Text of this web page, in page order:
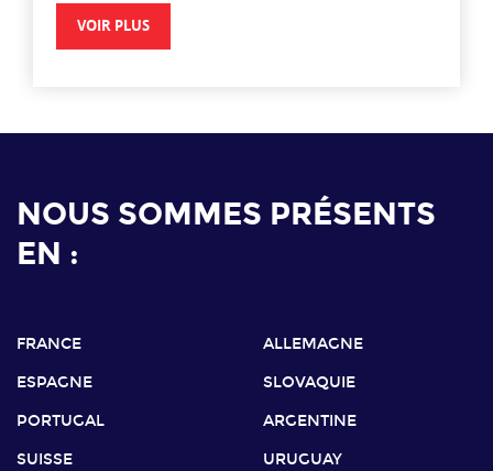
VOIR PLUS
NOUS SOMMES PRÉSENTS
EN :
FRANCE
ESPAGNE
PORTUGAL
SUISSE
ALLEMAGNE
SLOVAQUIE
ARGENTINE
URUGUAY